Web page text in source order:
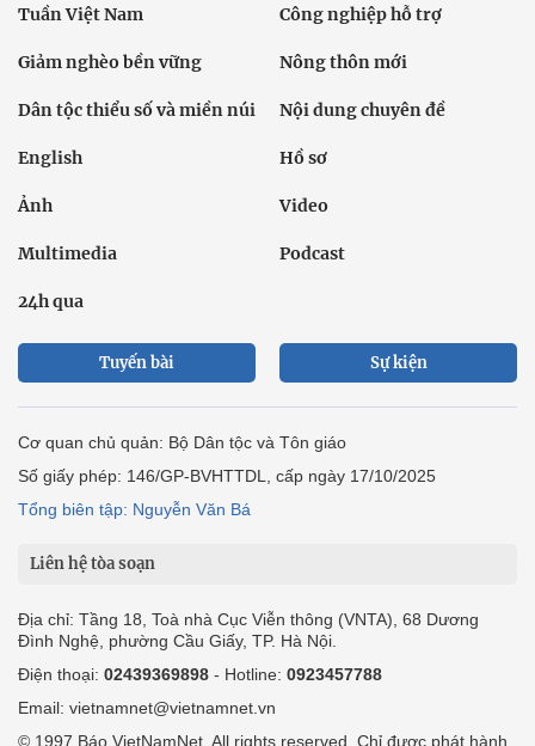
Tuần Việt Nam Công nghiệp hỗ trợ
Giảm nghèo bền vững Nông thôn mới
Dân tộc thiểu số và miền núi Nội dung chuyên đề
English Hồ sơ
Ảnh Video
Multimedia Podcast
24h qua
Tuyến bài Sự kiện
Cơ quan chủ quản: Bộ Dân tộc và Tôn giáo
Số giấy phép: 146/GP-BVHTTDL, cấp ngày 17/10/2025
Tổng biên tập: Nguyễn Văn Bá
Liên hệ tòa soạn
Địa chỉ: Tầng 18, Toà nhà Cục Viễn thông (VNTA), 68 Dương
Đình Nghệ, phường Cầu Giấy, TP. Hà Nội.
Điện thoại: 02439369898 - Hotline: 0923457788
Email: vietnamnet@vietnamnet.vn
© 1997 Báo VietNamNet. All rights reserved. Chỉ được phát hành